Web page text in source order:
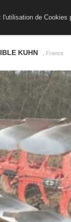
de
KUHN , France